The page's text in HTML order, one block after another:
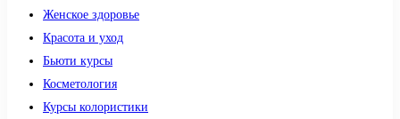
Женское здоровье
Красота и уход
Бьюти курсы
Косметология
Курсы колористики